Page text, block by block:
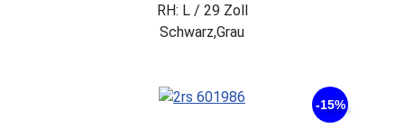
RH: L / 29 Zoll
Schwarz,Grau
-15%